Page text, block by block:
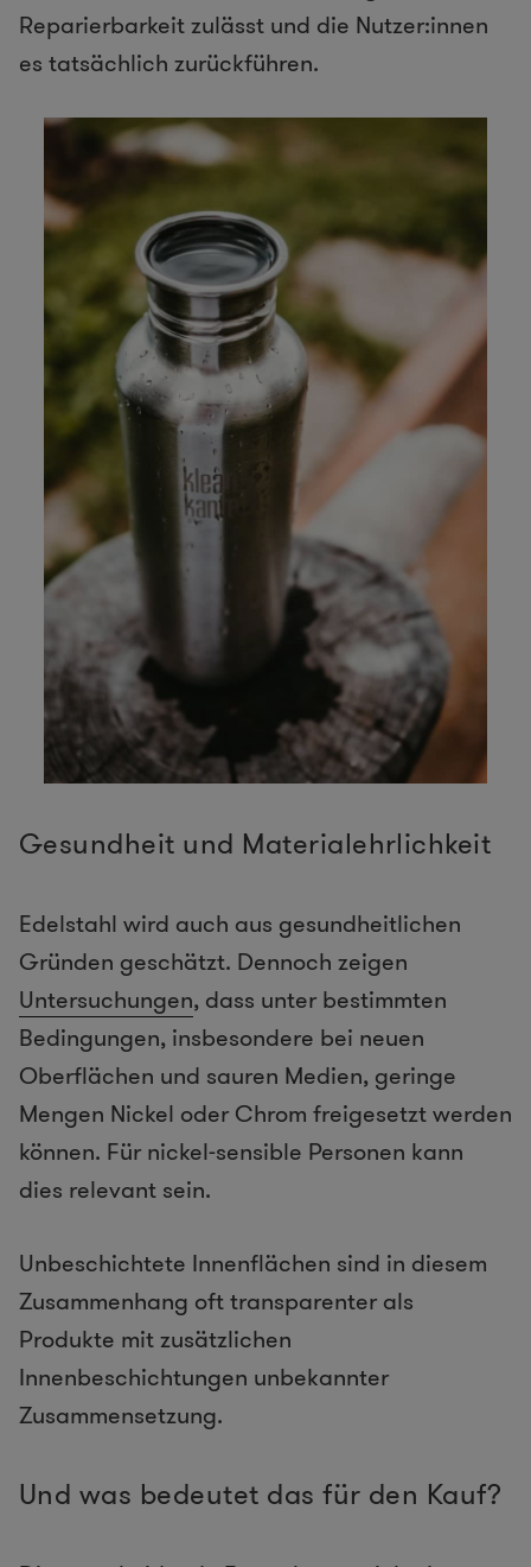
Reparierbarkeit zulässt und die Nutzer:innen
es tatsächlich zurückführen.
Gesundheit und Materialehrlichkeit
Edelstahl wird auch aus gesundheitlichen
Gründen geschätzt. Dennoch zeigen
Untersuchungen, dass unter bestimmten
Bedingungen, insbesondere bei neuen
Oberflächen und sauren Medien, geringe
Mengen Nickel oder Chrom freigesetzt werden
können. Für nickel-sensible Personen kann
dies relevant sein.
Unbeschichtete Innenflächen sind in diesem
Zusammenhang oft transparenter als
Produkte mit zusätzlichen
Innenbeschichtungen unbekannter
Zusammensetzung.
Und was bedeutet das für den Kauf?